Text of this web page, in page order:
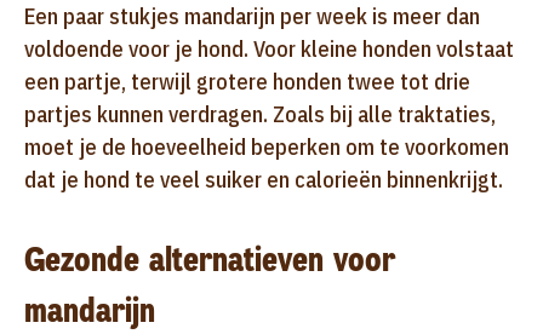
Een paar stukjes mandarijn per week is meer dan
voldoende voor je hond. Voor kleine honden volstaat
een partje, terwijl grotere honden twee tot drie
partjes kunnen verdragen. Zoals bij alle traktaties,
moet je de hoeveelheid beperken om te voorkomen
dat je hond te veel suiker en calorieën binnenkrijgt.
Gezonde alternatieven voor
mandarijn